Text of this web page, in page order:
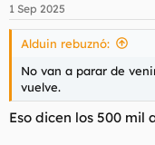
e
s
1 Sep 2025
Alduin rebuznó:
No van a parar de
vuelve.
Eso dicen los 500 mil